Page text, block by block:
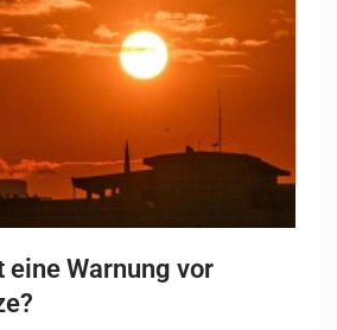
eine Warnung vor